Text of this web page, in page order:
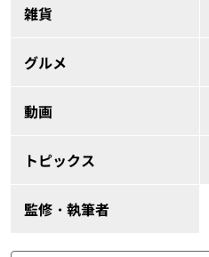
雑貨
グルメ
動画
トピックス
監修・執筆者